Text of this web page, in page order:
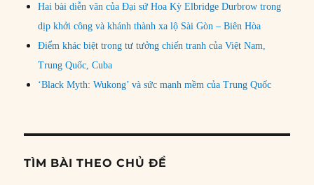
Hai bài diễn văn của Đại sứ Hoa Kỳ Elbridge Durbrow trong
dịp khởi công và khánh thành xa lộ Sài Gòn – Biên Hòa
Điểm khác biệt trong tư tưởng chiến tranh của Việt Nam,
Trung Quốc, Cuba
‘Black Myth: Wukong’ và sức mạnh mềm của Trung Quốc
TÌM BÀI THEO CHỦ ĐỀ